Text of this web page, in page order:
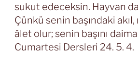
sukut edeceksin. Hayvan
Çünkü senin başındaki akıl,
âlet olur; senin başını
Cumartesi Dersleri 24. 5. 4.